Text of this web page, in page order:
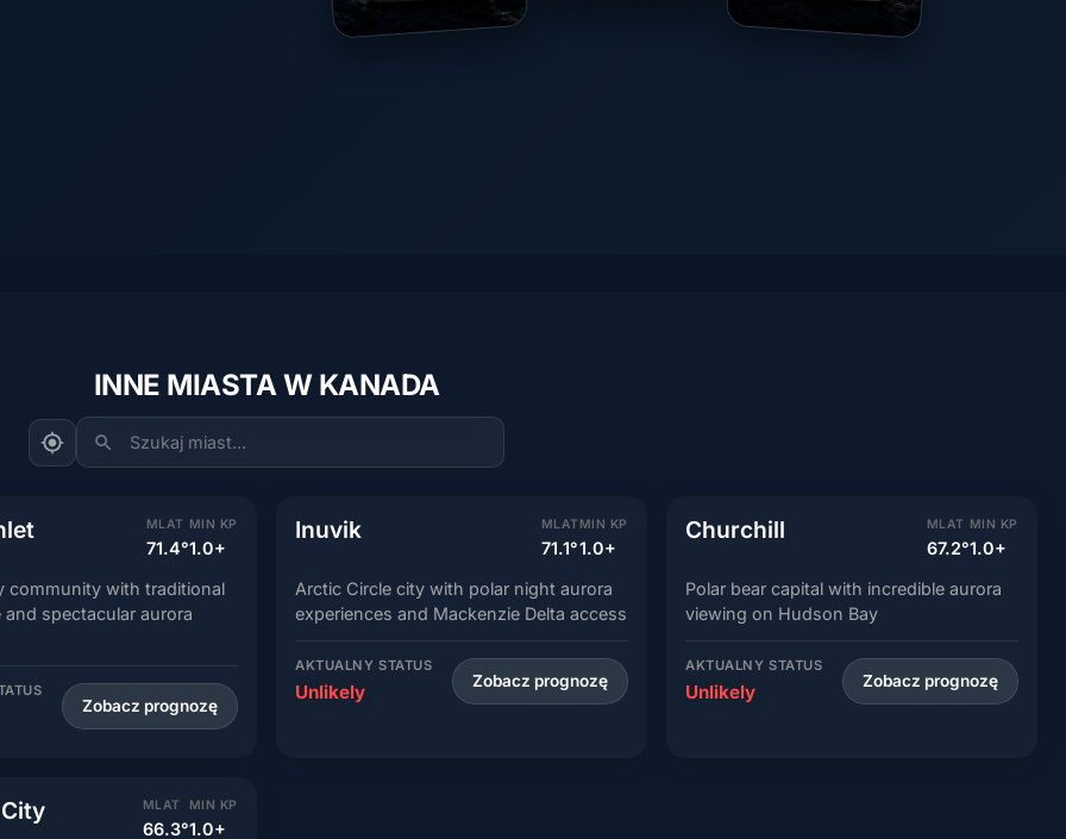
INNE MIASTA W KANADA
Szukaj miast...
MLAT
71.4°
MIN KP
1.0+
community with traditional
spectacular aurora
Zobacz prognozę
Inuvik MLAT
71.1°
MIN KP
1.0+
Arctic Circle city with polar night aurora
experiences and Mackenzie Delta access
AKTUALNY STATUS
Unlikely Zobacz prognozę
Churchill MLAT
67.2°
MIN KP
1.0+
Polar bear capital with incredible aurora
viewing on Hudson Bay
AKTUALNY STATUS
Unlikely Zobacz prognozę
MLAT
66.3°
MIN KP
1.0+